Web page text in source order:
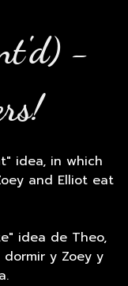
-
idea, in which
and Elliot eat
idea de Theo,
dormir y Zoey y